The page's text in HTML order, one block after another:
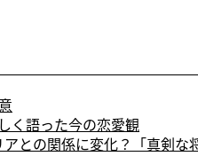
く語った今の恋愛観
との関係に変化？「真剣な